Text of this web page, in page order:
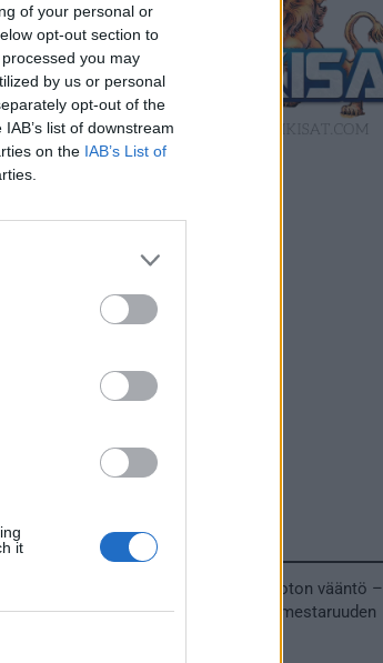
of your personal or
opt-out section to
you may
by us or personal
opt-out of the
list of downstream
on the IAB’s List of
it
Tuoreimmat uutiset
MM-kullasta käytiin armoton vääntö –
Leijonat voitti maailmanmestaruuden